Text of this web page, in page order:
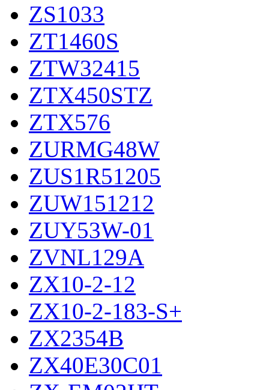
ZS1033
ZT1460S
ZTW32415
ZTX450STZ
ZTX576
ZURMG48W
ZUS1R51205
ZUW151212
ZUY53W-01
ZVNL129A
ZX10-2-12
ZX10-2-183-S+
ZX2354B
ZX40E30C01